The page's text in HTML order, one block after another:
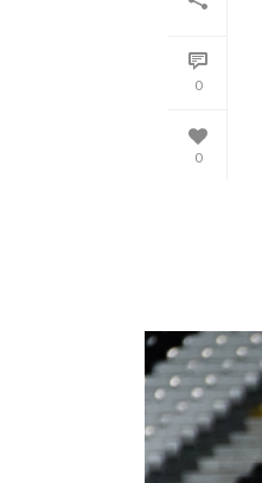
0
0